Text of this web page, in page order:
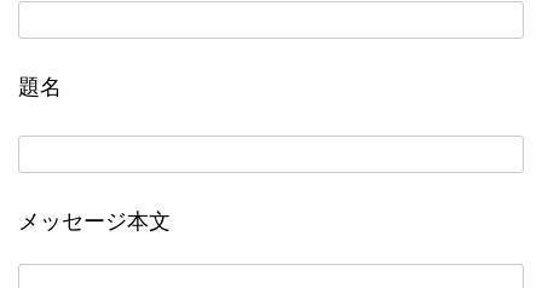
題名
メッセージ本文